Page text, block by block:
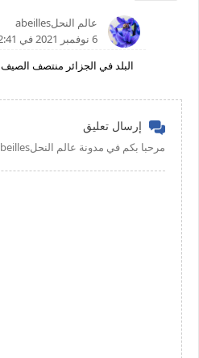
عالم النحلabeilles
6 نوفمبر 2021 في 2:41 م
البلد في الجزائر منتصف الصيف
إرسال تعليق
مرحبا بكم في مدونة عالم النحلabeilles طريقك نحو الاحتراف